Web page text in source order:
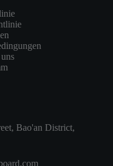
Bao'an District,